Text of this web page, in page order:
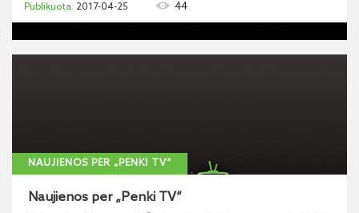
2017-04-25 44
NAUJIENOS PER „PENKI TV“
Naujienos per „Penki TV“